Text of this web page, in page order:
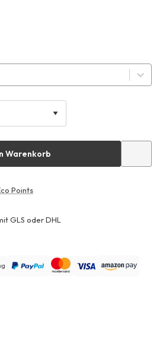
Warenkorb
Points
GLS oder DHL